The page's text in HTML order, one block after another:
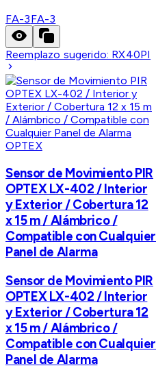
FA-3FA-3
Reemplazo sugerido: RX40PI
OPTEX
Sensor de Movimiento PIR
OPTEX LX-402 / Interior
y Exterior / Cobertura 12
x 15 m / Alámbrico /
Compatible con Cualquier
Panel de Alarma
Sensor de Movimiento PIR
OPTEX LX-402 / Interior
y Exterior / Cobertura 12
x 15 m / Alámbrico /
Compatible con Cualquier
Panel de Alarma